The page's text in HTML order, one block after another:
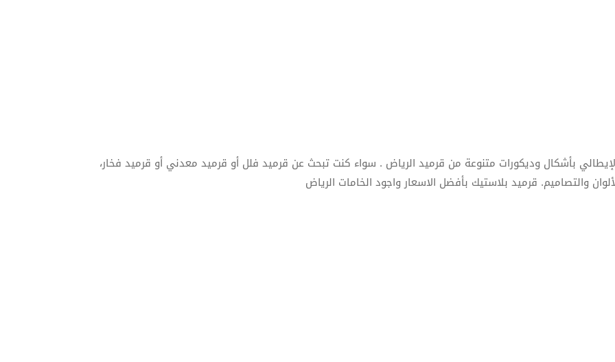
بأشكال وديكورات متنوعة من قرميد الرياض . سواء كنت تبحث عن قرميد فلل أو قرميد معدني أو قرميد فخار،
والتصاميم. قرميد بلاستيك بأفضل الاسعار واجود الخامات الرياض